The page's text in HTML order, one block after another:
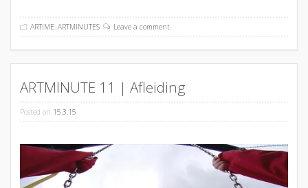
ARTIME ARTMINUTES Leave a comment
ARTMINUTE 11 | Afleiding
Posted on 15.3.15